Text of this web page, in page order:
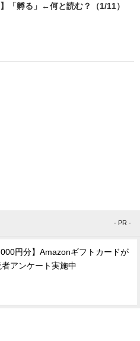
「孵る」←何と読む？（1/11）
- PR -
円分】Amazonギフトカードが
アンケート実施中